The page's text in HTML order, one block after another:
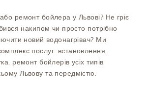
ремонт бойлера у Львові? Не гріє
накипом чи просто потрібно
новий водонагрівач? Ми
послуг: встановлення,
ремонт бойлерів усіх типів.
Львову та передмістю.